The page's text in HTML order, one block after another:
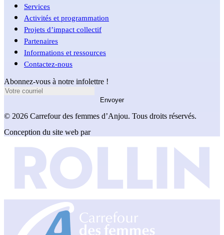
Services
Activités et programmation
Projets d’impact collectif
Partenaires
Informations et ressources
Contactez-nous
Abonnez-vous à notre infolettre !
Envoyer
© 2026 Carrefour des femmes d’Anjou. Tous droits réservés.
Conception du site web par